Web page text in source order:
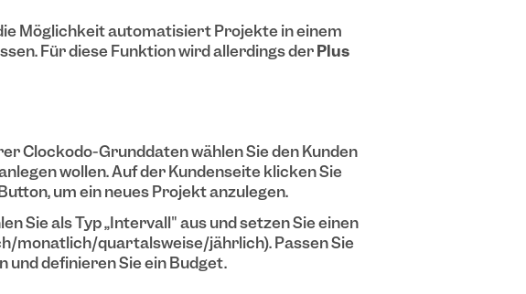
Möglichkeit automatisiert Projekte in einem
Für diese Funktion wird allerdings derPlus
Clockodo-Grunddaten wählen Sie den Kunden
wollen. Auf der Kundenseite klicken Sie
um ein neues Projekt anzulegen.
Sie als Typ „Intervall" aus und setzen Sie einen
monatlich/quartalsweise/jährlich). Passen Sie
und definieren Sie ein Budget.